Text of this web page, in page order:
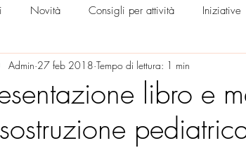
Novità Consigli per attività Iniziative
Genitori 360° Supporto genitorialità
libro e
Admin 27 feb 2018 Tempo di lettura: 1 min